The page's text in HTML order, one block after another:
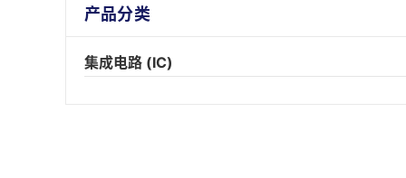
产品分类
集成电路 (IC)